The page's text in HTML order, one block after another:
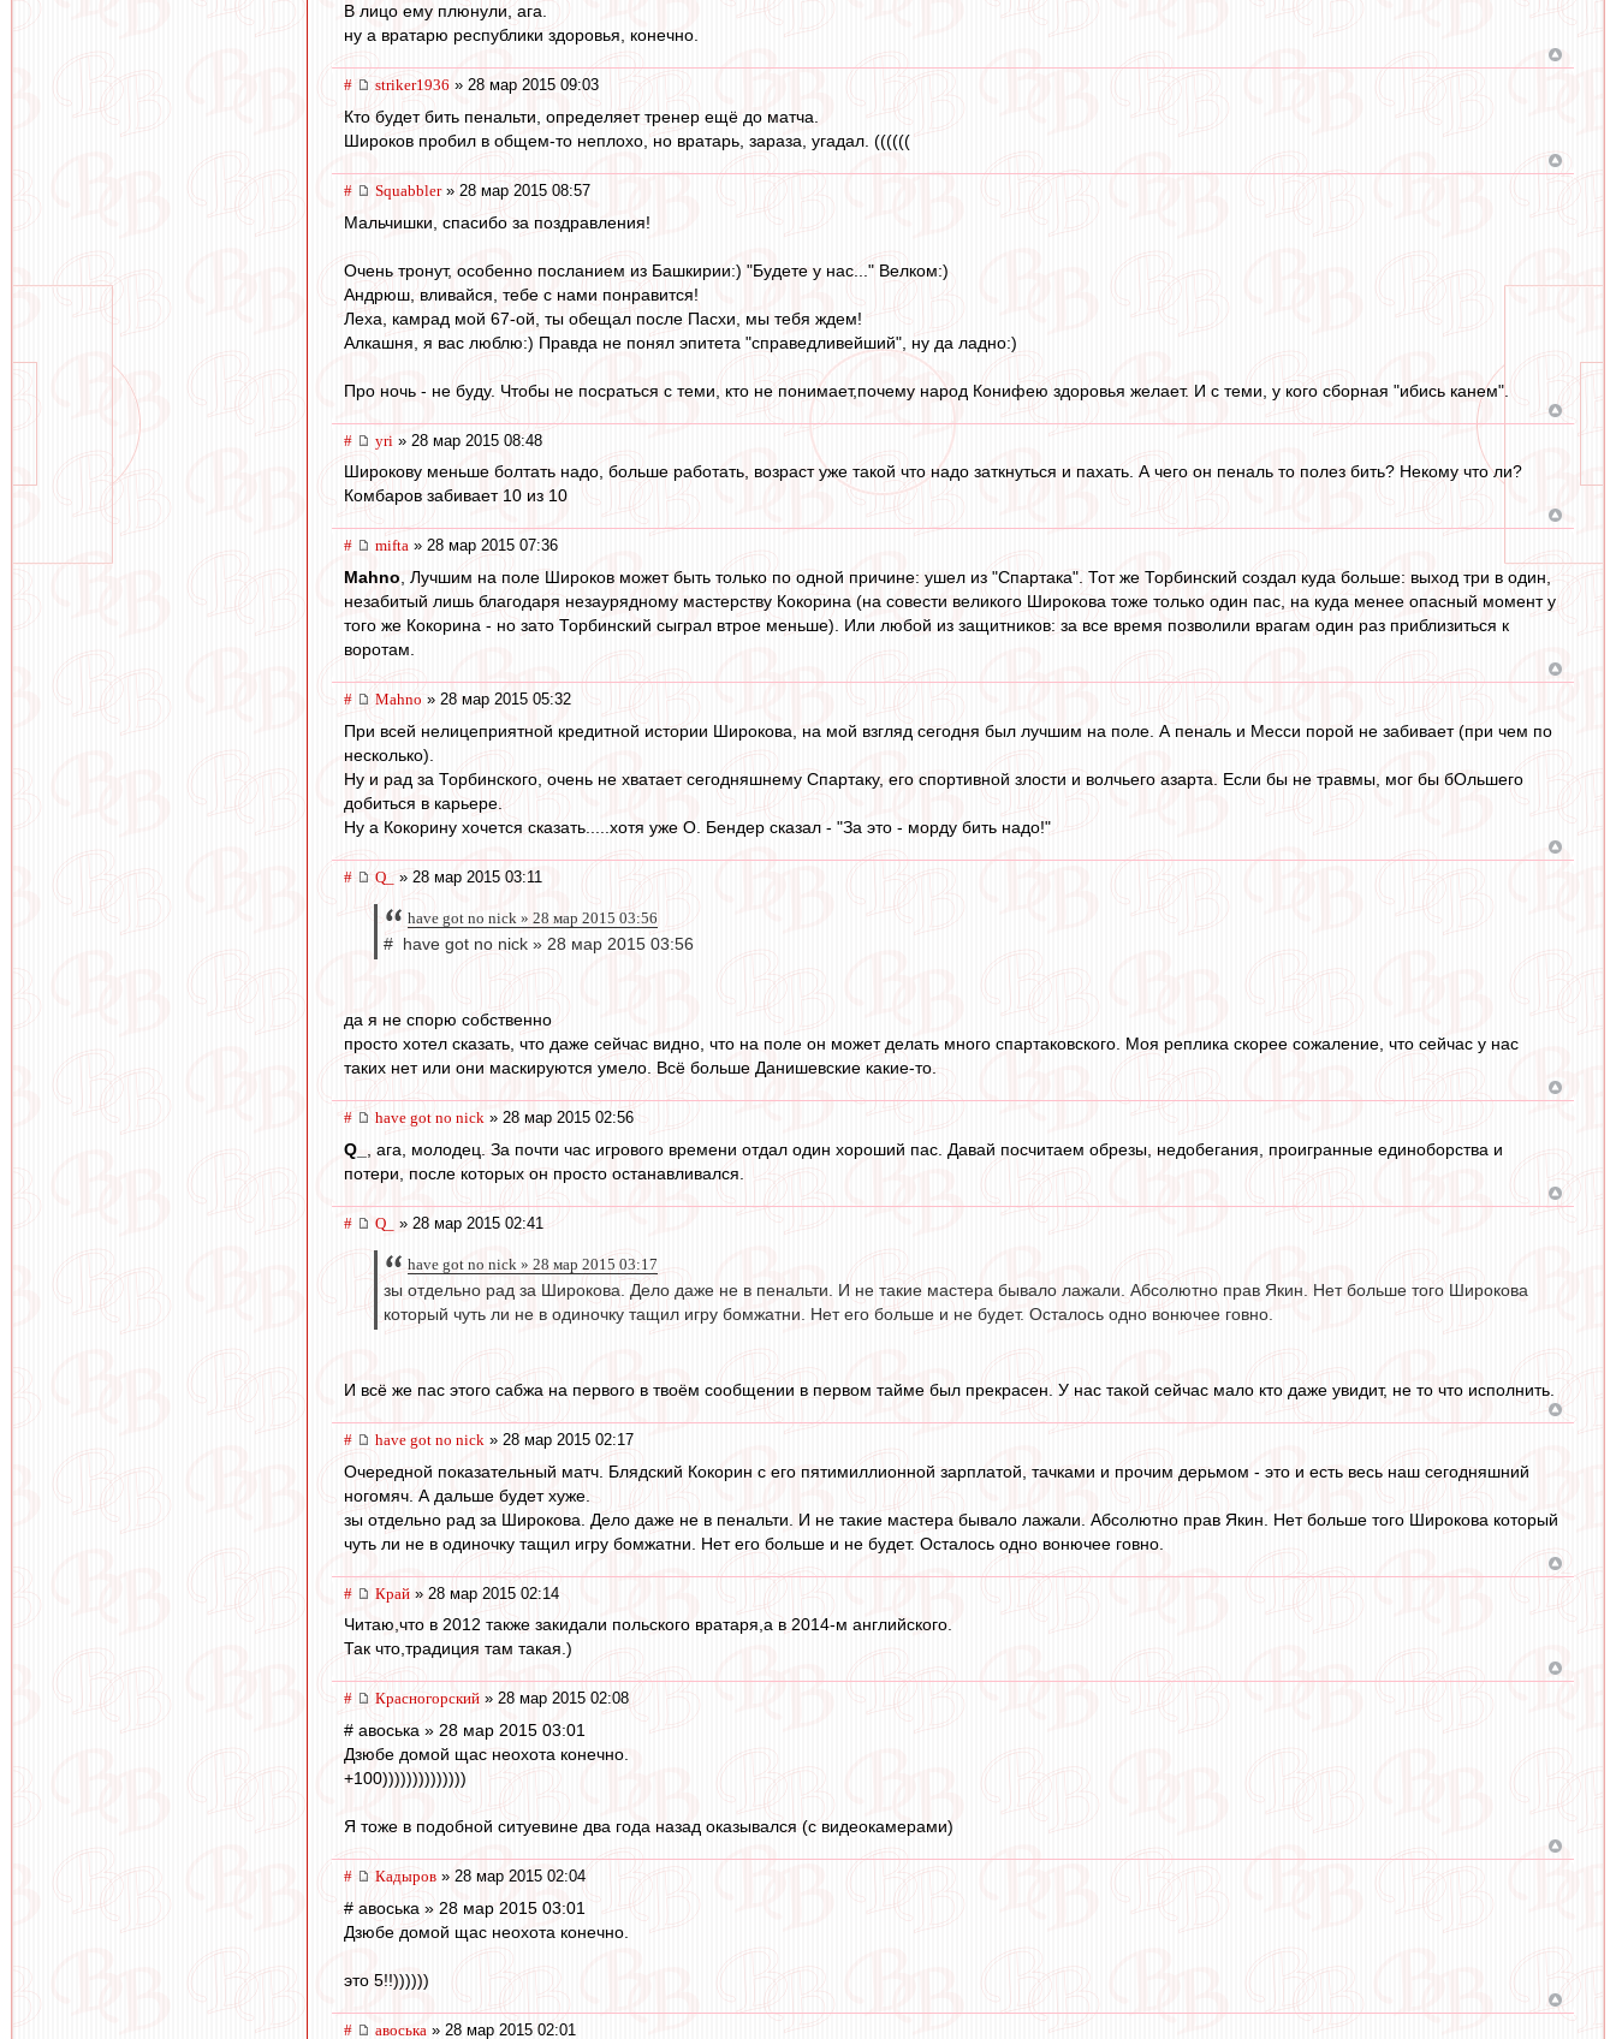
В лицо ему плюнули, ага.
ну а вратарю республики здоровья, конечно.
# striker1936 » 28 мар 2015 09:03
Кто будет бить пенальти, определяет тренер ещё до матча.
Широков пробил в общем-то неплохо, но вратарь, зараза, угадал. ((((((
# Squabbler» 28 мар 2015 08:57
Мальчишки, спасибо за поздравления!
Очень тронут, особенно посланием из Башкирии:) "Будете у нас..." Велком:)
Андрюш, вливайся, тебе с нами понравится!
Леха, камрад мой 67-ой, ты обещал после Пасхи, мы тебя ждем!
Алкашня, я вас люблю:) Правда не понял эпитета "справедливейший", ну да ладно:)
Про ночь - не буду. Чтобы не посраться с теми, кто не понимает,почему народ Конифею здоровья желает. И с теми, у кого сборная "ибись канем".
# yri » 28 мар 2015 08:48
Широкову меньше болтать надо, больше работать, возраст уже такой что надо заткнуться и пахать. А чего он пеналь то полез бить? Некому что ли?
Комбаров забивает 10 из 10
# mifta » 28 мар 2015 07:36
Mahno , Лучшим на поле Широков может быть только по одной причине: ушел из "Спартака". Тот же Торбинский создал куда больше: выход три в один,
незабитый лишь благодаря незаурядному мастерству Кокорина (на совести великого Широкова тоже только один пас, на куда менее опасный момент у
того же Кокорина - но зато Торбинский сыграл втрое меньше). Или любой из защитников: за все время позволили врагам один раз приблизиться к
воротам.
# Mahno » 28 мар 2015 05:32
При всей нелицеприятной кредитной истории Широкова, на мой взгляд сегодня был лучшим на поле. А пеналь и Месси порой не забивает (при чем по
несколько).
Ну и рад за Торбинского, очень не хватает сегодняшнему Спартаку, его спортивной злости и волчьего азарта. Если бы не травмы, мог бы бОльшего
добиться в карьере.
Ну а Кокорину хочется сказать.....хотя уже О. Бендер сказал - "За это - морду бить надо!"
# Q_ » 28 мар 2015 03:11
have got no nick » 28 мар 2015 03:56
# have got no nick » 28 мар 2015 03:56
да я не спорю собственно
просто хотел сказать, что даже сейчас видно, что на поле он может делать много спартаковского. Моя реплика скорее сожаление, что сейчас у нас
таких нет или они маскируются умело. Всё больше Данишевские какие-то.
# have got no nick » 28 мар 2015 02:56
Q_
, ага, молодец. За почти час игрового времени отдал один хороший пас. Давай посчитаем обрезы, недобегания, проигранные единоборства и
потери, после которых он просто останавливался.
# Q_ » 28 мар 2015 02:41
have got no nick » 28 мар 2015 03:17
зы отдельно рад за Широкова. Дело даже не в пенальти. И не такие мастера бывало лажали. Абсолютно прав Якин. Нет больше того Широкова
который чуть ли не в одиночку тащил игру бомжатни. Нет его больше и не будет. Осталось одно вонючее говно.
И всё же пас этого сабжа на первого в твоём сообщении в первом тайме был прекрасен. У нас такой сейчас мало кто даже увидит, не то что исполнить.
# have got no nick » 28 мар 2015 02:17
Очередной показательный матч. Блядский Кокорин с его пятимиллионной зарплатой, тачками и прочим дерьмом - это и есть весь наш сегодняшний
ногомяч. А дальше будет хуже.
зы отдельно рад за Широкова. Дело даже не в пенальти. И не такие мастера бывало лажали. Абсолютно прав Якин. Нет больше того Широкова который
чуть ли не в одиночку тащил игру бомжатни. Нет его больше и не будет. Осталось одно вонючее говно.
# Край » 28 мар 2015 02:14
Читаю,что в 2012 также закидали польского вратаря,а в 2014-м английского.
Так что,традиция там такая.)
# Красногорский » 28 мар 2015 02:08
# авоська » 28 мар 2015 03:01
Дзюбе домой щас неохота конечно.
+100))))))))))))))
Я тоже в подобной ситуевине два года назад оказывался (с видеокамерами)
# Кадыров » 28 мар 2015 02:04
# авоська » 28 мар 2015 03:01
Дзюбе домой щас неохота конечно.
это 5!!))))))
# авоська » 28 мар 2015 02:01